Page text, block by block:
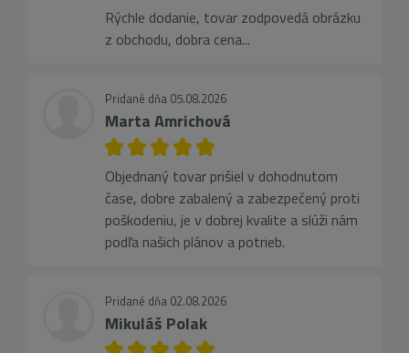
Rýchle dodanie, tovar zodpovedá obrázku
z obchodu, dobra cena...
Pridané dňa 05.08.2026
Marta Amrichová
Objednaný tovar prišiel v dohodnutom
čase, dobre zabalený a zabezpečený proti
poškodeniu, je v dobrej kvalite a slúži nám
podľa našich plánov a potrieb.
Pridané dňa 02.08.2026
Mikuláš Polak